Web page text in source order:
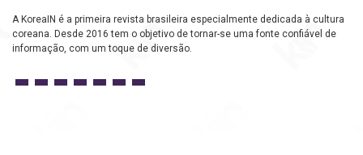
A KoreaIN é a primeira revista brasileira especialmente dedicada à cultura
coreana. Desde 2016 tem o objetivo de tornar-se uma fonte confiável de
informação, com um toque de diversão.